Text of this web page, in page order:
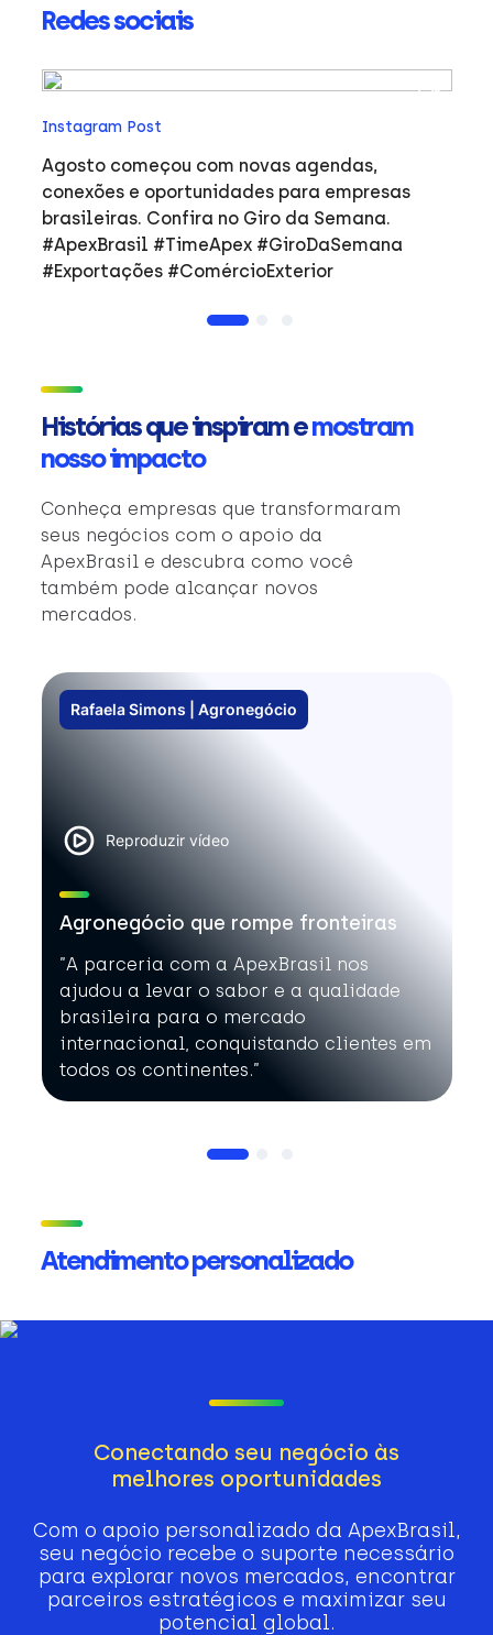
Redes sociais
Instagram Post
Agosto começou com novas agendas,
conexões e oportunidades para empresas
brasileiras. Confira no Giro da Semana.
#ApexBrasil #TimeApex #GiroDaSemana
#Exportações #ComércioExterior
Histórias que inspiram emostram
nosso impacto
Conheça empresas que transformaram
seus negócios com o apoio da
ApexBrasil e descubra como você
também pode alcançar novos
mercados.
Rafaela Simons | Agronegócio
Reproduzir vídeo
Agronegócio que rompe fronteiras
”A parceria com a ApexBrasil nos
ajudou a levar o sabor e a qualidade
brasileira para o mercado
internacional, conquistando clientes em
todos os continentes.”
Atendimento personalizado
Conectando seu negócio às
melhores oportunidades
Com o apoio personalizado da ApexBrasil,
seu negócio recebe o suporte necessário
para explorar novos mercados, encontrar
parceiros estratégicos e maximizar seu
potencial global.